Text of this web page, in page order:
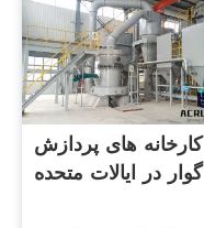
کارخانه های پردازش
گوار در ایالات متحده